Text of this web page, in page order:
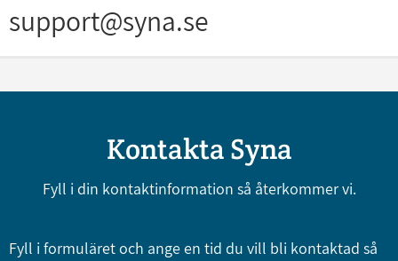
support@syna.se
Kontakta Syna
Fyll i din kontaktinformation så återkommer vi.
Fyll i formuläret och ange en tid du vill bli kontaktad så